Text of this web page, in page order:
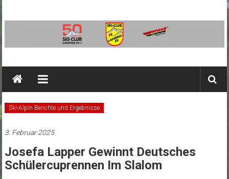
SC
Ainring
Ski-
Club
Ainring
Ski-Alpin Berichte und Ergebnisse
3. Februar 2025
Josefa Lapper Gewinnt Deutsches
Schülercuprennen Im Slalom